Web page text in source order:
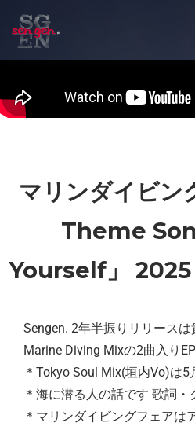
マリンダイビン
Theme
Yourself」
Sengen. 2年半振りリリースは
Marine Diving Mixの2曲入りEP
＊Tokyo Soul Mix(垣内Vo)は5
＊ 海に潜る人の話です 歌詞・
＊マリンダイビングフェアは